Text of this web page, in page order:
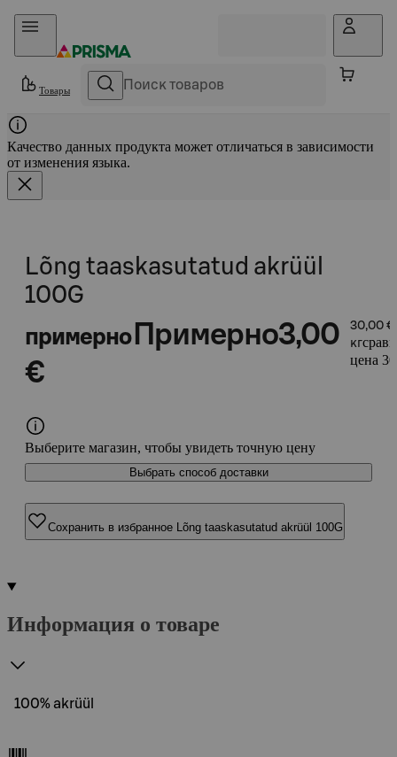
Прыгать в контент
Товары
Качество данных продукта может отличаться в зависимости
от изменения языка.
Lõng taaskasutatud akrüül
100G
примерно Примерно3,00
€
30,00
кг
цена
Выберите магазин, чтобы увидеть точную цену
Выбрать способ доставки
Сохранить в избранное Lõng taaskasutatud akrüül 100G
Информация о товаре
100% akrüül